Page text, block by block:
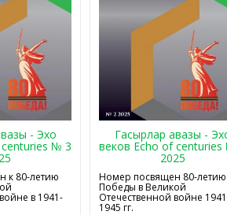
- Эхо
№ 3
к 80-летию
в 1941-
Гасырлар авазы -
веков Echo of
2025
Номер посвящен 80-летию
Победы в Великой
Отечественной войне
1945 гг.